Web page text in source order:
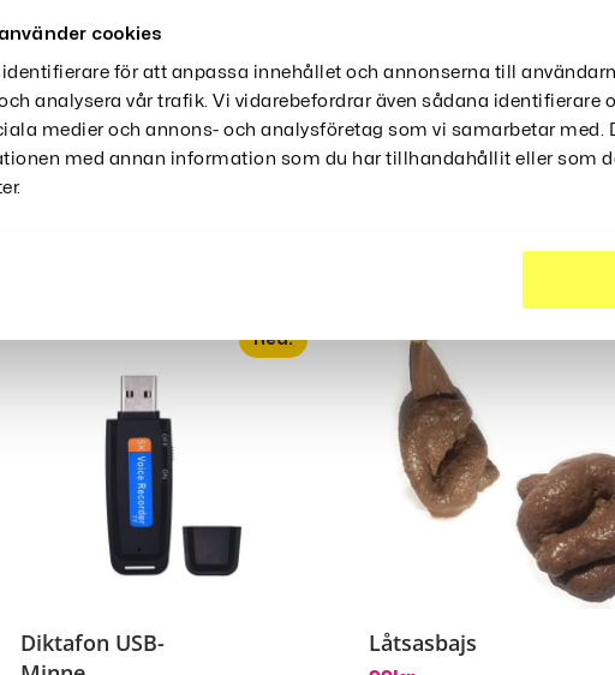
cookies
för att anpassa innehållet och annonserna till
analysera vår trafik. Vi vidarebefordrar även sådana identifierare
medier och annons- och analysföretag som vi samarbetar med.
med annan information som du har tillhandahållit eller som
Rea!
Diktafon USB-
Låtsasbajs